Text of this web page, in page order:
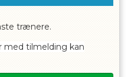
trænere.
med tilmelding kan